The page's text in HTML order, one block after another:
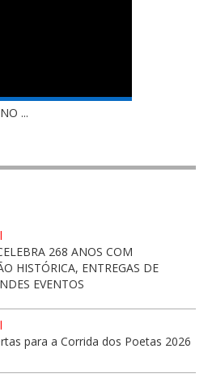
...
268 ANOS COM
HISTÓRICA, ENTREGAS DE
EVENTOS
para a Corrida dos Poetas 2026